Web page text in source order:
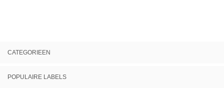
CATEGORIEEN
POPULAIRE LABELS